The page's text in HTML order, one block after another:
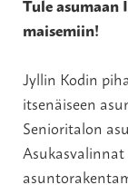
maisemiin!
Jyllin Kodin
itsenäiseen
Senioritalon